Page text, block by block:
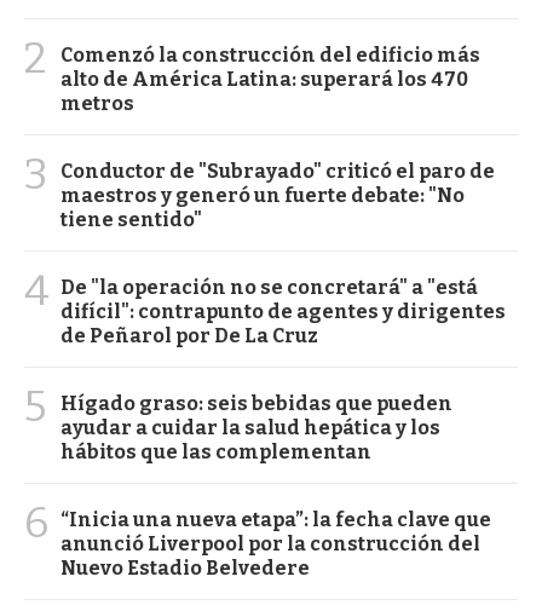
2
Comenzó la construcción del edificio más
alto de América Latina: superará los 470
metros
3
Conductor de "Subrayado" criticó el paro de
maestros y generó un fuerte debate: "No
tiene sentido"
4 De "la operación no se concretará" a "está
difícil": contrapunto de agentes y dirigentes
de Peñarol por De La Cruz
5
Hígado graso: seis bebidas que pueden
ayudar a cuidar la salud hepática y los
hábitos que las complementan
6
“Inicia una nueva etapa”: la fecha clave que
anunció Liverpool por la construcción del
Nuevo Estadio Belvedere